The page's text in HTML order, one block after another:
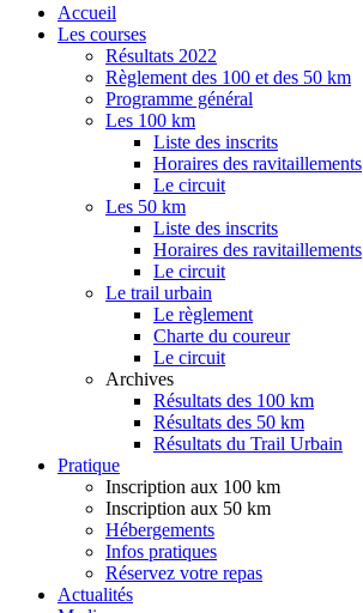
Accueil
Les courses
Résultats 2022
Règlement des 100 et des 50 km
Programme général
Les 100 km
Liste des inscrits
Horaires des ravitaillements
Le circuit
Les 50 km
Liste des inscrits
Horaires des ravitaillements
Le circuit
Le trail urbain
Le règlement
Charte du coureur
Le circuit
Archives
Résultats des 100 km
Résultats des 50 km
Résultats du Trail Urbain
Pratique
Inscription aux 100 km
Inscription aux 50 km
Hébergements
Infos pratiques
Réservez votre repas
Actualités